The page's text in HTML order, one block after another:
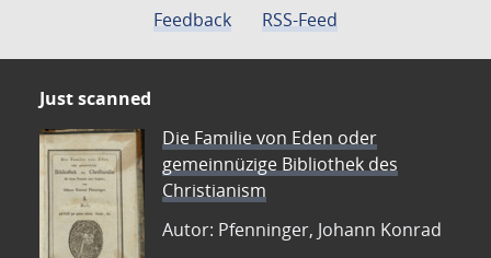
Feedback
RSS-Feed
Just scanned
Die Familie von Eden oder
gemeinnüzige Bibliothek des
Christianism
Autor: Pfenninger, Johann Konrad